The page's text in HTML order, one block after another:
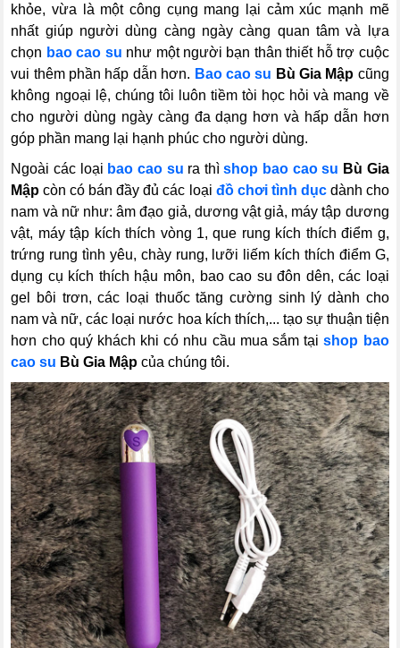
khỏe, vừa là một công cụng mang lại cảm xúc mạnh mẽ
nhất giúp người dùng càng ngày càng quan tâm và lựa
chọn bao cao su như một người bạn thân thiết hỗ trợ cuộc
vui thêm phần hấp dẫn hơn. Bao cao su Bù Gia Mập cũng
không ngoại lệ, chúng tôi luôn tiềm tòi học hỏi và mang về
cho người dùng ngày càng đa dạng hơn và hấp dẫn hơn
góp phần mang lại hạnh phúc cho người dùng.
Ngoài các loại bao cao su ra thìshop bao cao su Bù Gia
Mập còn có bán đầy đủ các loại đồ chơi tình dụcdành cho
nam và nữ như: âm đạo giả, dương vật giả, máy tập dương
vật, máy tập kích thích vòng 1, que rung kích thích điểm g,
trứng rung tình yêu, chày rung, lưỡi liếm kích thích điểm G,
dụng cụ kích thích hậu môn, bao cao su đôn dên, các loại
gel bôi trơn, các loại thuốc tăng cường sinh lý dành cho
nam và nữ, các loại nước hoa kích thích,... tạo sự thuận tiện
hơn cho quý khách khi có nhu cầu mua sắm tạishop bao
cao su Bù Gia Mập của chúng tôi.